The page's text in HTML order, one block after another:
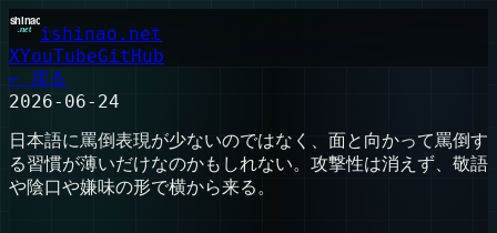
ishinao.net
XYouTubeGitHub
← 戻る
2026-06-24
日本語に罵倒表現が少ないのではなく、面と向かって罵倒す
る習慣が薄いだけなのかもしれない。攻撃性は消えず、敬語
や陰口や嫌味の形で横から来る。